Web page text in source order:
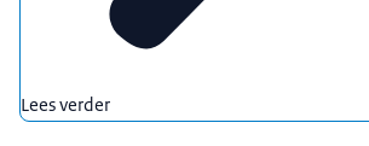
Lees verder